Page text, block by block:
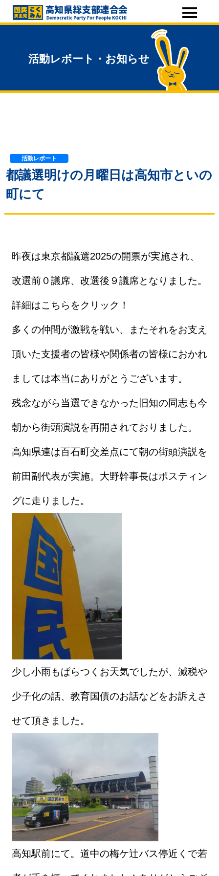
活動レポート・お知らせ
活動レポート
都議選明けの月曜日は高知市といの
町にて
昨夜は東京都議選2025の開票が実施され、
改選前０議席、改選後９議席となりました。
詳細はこちらをクリック！
多くの仲間が激戦を戦い、またそれをお支え
頂いた支援者の皆様や関係者の皆様におかれ
ましては本当にありがとうございます。
残念ながら当選できなかった旧知の同志も今
朝から街頭演説を再開されておりました。
高知県連は百石町交差点にて朝の街頭演説を
前田副代表が実施。大野幹事長はポスティン
グに走りました。
少し小雨もぱらつくお天気でしたが、減税や
少子化の話、教育国債のお話などをお訴えさ
せて頂きました。
高知駅前にて。道中の梅ケ辻バス停近くで若